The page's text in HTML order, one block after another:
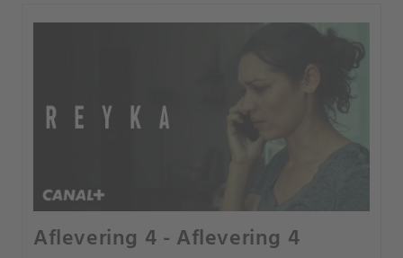
Aflevering 4 - Aflevering 4